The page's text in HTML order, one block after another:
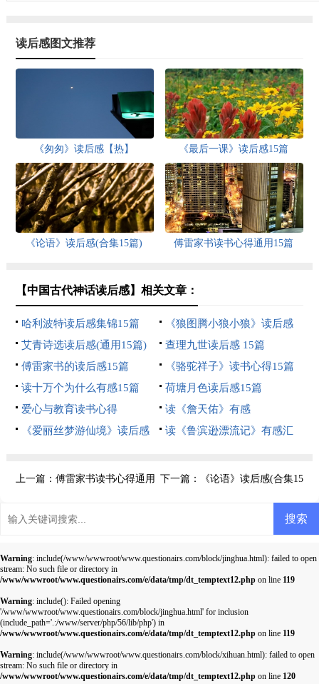
读后感图文推荐
《匆匆》读后感【热】 《最后一课》读后感15篇
《论语》读后感(合集15篇) 傅雷家书读书心得通用15篇
【中国古代神话读后感】相关文章：
哈利波特读后感集锦15篇
《狼图腾小狼小狼》读后感
艾青诗选读后感(通用15篇)
查理九世读后感 15篇
傅雷家书的读后感15篇
《骆驼祥子》读书心得15篇
读十万个为什么有感15篇
荷塘月色读后感15篇
爱心与教育读书心得
读《詹天佑》有感
《爱丽丝梦游仙境》读后感
读《鲁滨逊漂流记》有感汇
上一篇： 傅雷家书读书心得通用 下一篇： 《论语》读后感(合集15
篇)
Warning: include(/www/wwwroot/www.questionairs.com/block/jinghua.html): failed to open
stream: No such file or directory in
/www/wwwroot/www.questionairs.com/e/data/tmp/dt_temptext12.php on line 119
Warning: include(): Failed opening
'/www/wwwroot/www.questionairs.com/block/jinghua.html' for inclusion
(include_path='.:/www/server/php/56/lib/php') in
/www/wwwroot/www.questionairs.com/e/data/tmp/dt_temptext12.php on line 119
Warning: include(/www/wwwroot/www.questionairs.com/block/xihuan.html): failed to open
stream: No such file or directory in
/www/wwwroot/www.questionairs.com/e/data/tmp/dt_temptext12.php on line 120